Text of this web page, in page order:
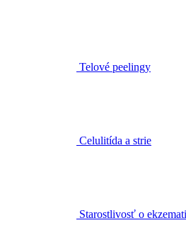
Telové peelingy
Celulitída a strie
Starostlivosť o